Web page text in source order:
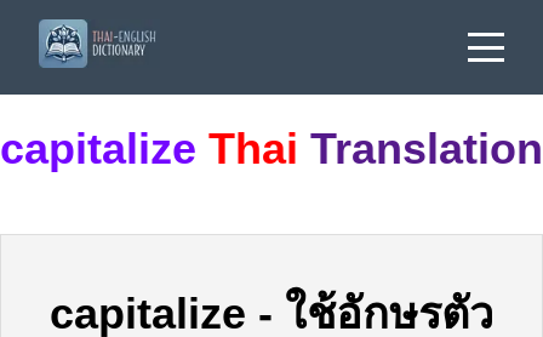
capitalize Thai Translation
capitalize - ใช้อักษรตัว